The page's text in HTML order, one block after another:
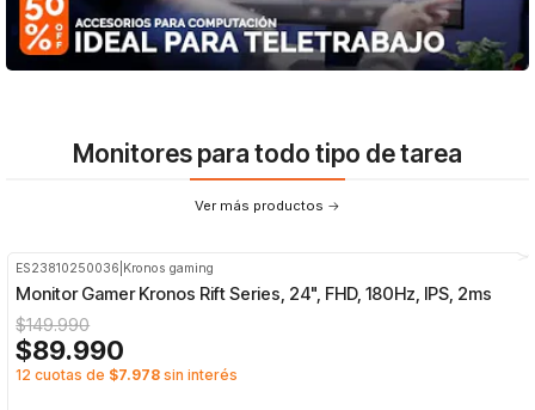
Monitores para todo tipo de tarea
Ver más productos
ES23810250036 Kronos gaming
Monitor Gamer Kronos Rift Series, 24", FHD, 180Hz, IPS, 2ms
$149.990
$89.990
12 cuotas de $7.978 sin interés